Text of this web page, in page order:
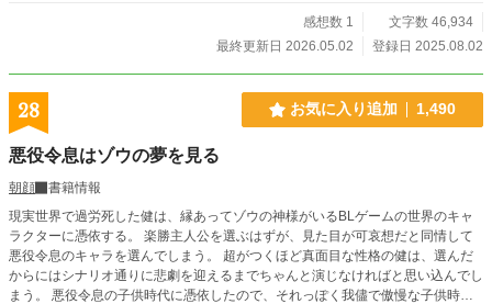
リが良くなったため完結とさせていただきましたが用意が出来次第また連載して
いく予定です！(続き書きたい欲が大きくて予告だけ載せてしまいました^^;)※※
感想数 1
文字数 46,934
最終更新日 2026.05.02
登録日 2025.08.02
28 お気に入り追加 1,490
悪役令息はゾウの夢を見る
朝顔
書籍情報
現実世界で過労死した健は、縁あってゾウの神様がいるBLゲームの世界のキャ
ラクターに憑依する。 楽勝主人公を選ぶはずが、見た目が可哀想だと同情して
悪役令息のキャラを選んでしまう。 超がつくほど真面目な性格の健は、選んだ
からにはシナリオ通りに悲劇を迎えるまでちゃんと演じなければと思い込んでし
まう。 悪役令息の子供時代に憑依したので、それっぽく我儘で傲慢な子供時代